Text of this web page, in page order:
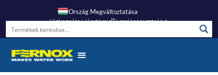
Ország Megváltoztatása
Vízkezelési AkadémiaTermékregisztráció